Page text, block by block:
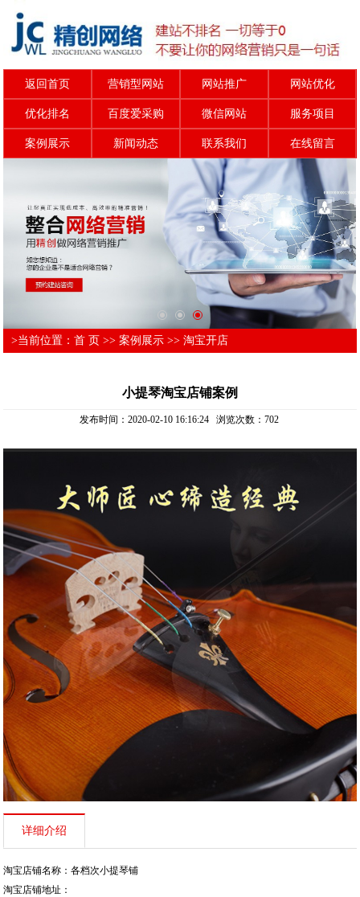
返回首页 营销型网站 网站推广 网站优化
优化排名 百度爱采购 微信网站 服务项目
案例展示 新闻动态 联系我们 在线留言
>当前位置：首 页 >>案例展示 >>淘宝开店
小提琴淘宝店铺案例
发布时间：2020-02-10 16:16:24 浏览次数： 702
详细介绍
淘宝店铺名称：各档次小提琴铺
淘宝店铺地址：